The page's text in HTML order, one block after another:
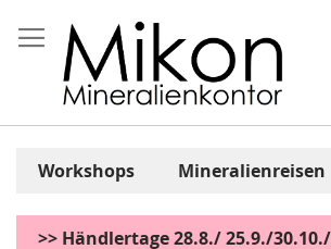
Inhalt
springen
Workshops Mineralienreisen
>> Händlertage 28.8./ 25.9./30.10./